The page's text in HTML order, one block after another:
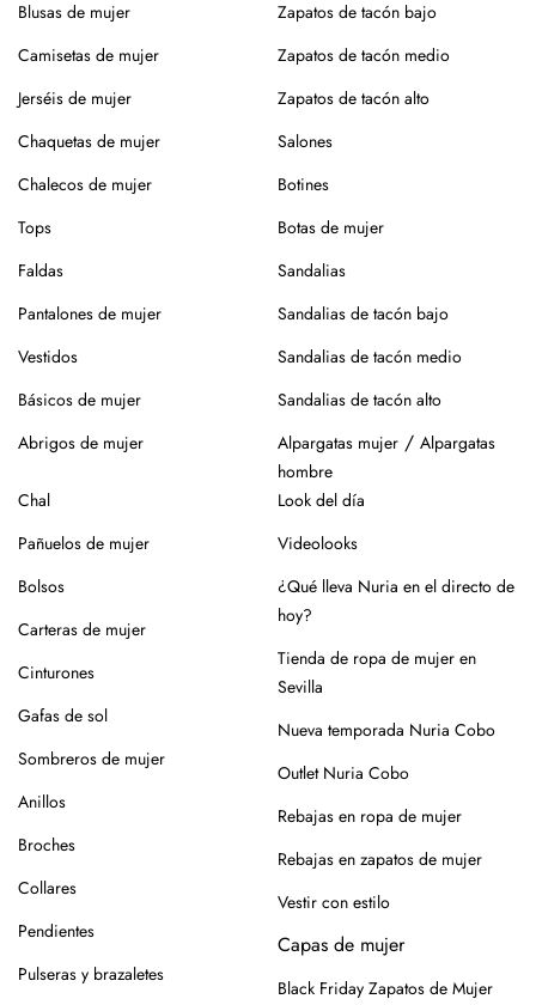
productos específicos para calzado de piel. Guarda en
lugar seco y con forma (relleno de papel o con horma),
roce, usa un cepillo suave en seco.
Siempre es mejor guardarlos en su caja o funda de tela,
para que se conserven como el primer día.
Si tienes alguna duda, puedes consultarnos.
Blusas de mujer
Camisetas de mujer
Jerséis de mujer
Chaquetas de mujer
Chalecos de mujer
Tops
Faldas
Pantalones de mujer
Vestidos
Básicos de mujer
Abrigos de mujer
Zapatos de tacón bajo
Zapatos de tacón medio
Zapatos de tacón alto
Salones
Botines
Botas de mujer
Sandalias
Sandalias de tacón bajo
Sandalias de tacón medio
Sandalias de tacón alto
Alpargatas mujer / Alpargatas
hombre
Chal
Pañuelos de mujer
Bolsos
Carteras de mujer
Cinturones
Gafas de sol
Sombreros de mujer
Anillos
Broches
Collares
Pendientes
Pulseras y brazaletes
Look del día
Videolooks
¿Qué lleva Nuria en el directo de
hoy?
Tienda de ropa de mujer en
Sevilla
Nueva temporada Nuria Cobo
Outlet Nuria Cobo
Rebajas en ropa de mujer
Rebajas en zapatos de mujer
Vestir con estilo
Capas de mujer
Black Friday Zapatos de Mujer